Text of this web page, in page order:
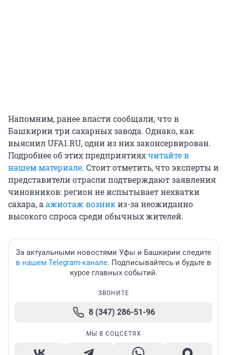
Напомним, ранее власти сообщали, что в
Башкирии три сахарных завода. Однако, как
выяснил UFA1.RU, одни из них законсервирован.
Подробнее об этих предприятияхчитайте в
нашем материале. Стоит отметить, что эксперты и
представители отрасли подтверждают заявления
чиновников: регион не испытывает нехватки
сахара, аажиотаж возникиз-за неожиданно
высокого спроса среди обычных жителей.
За актуальными новостями Уфы и Башкирии следите
в нашем Telegram-канале. Подписывайтесь и будьте в
курсе главных событий.
ЗВОНИТЕ
8 (347) 286-51-96
МЫ В СОЦСЕТЯХ